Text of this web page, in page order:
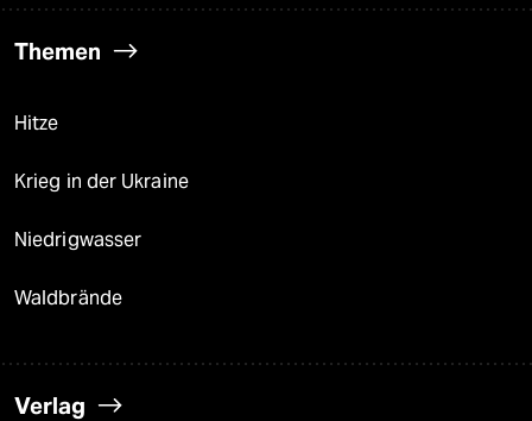
Themen
Hitze
Krieg in der Ukraine
Niedrigwasser
Waldbrände
Verlag